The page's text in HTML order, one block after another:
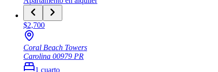
$2,700
Coral Beach Towers
Carolina 00979 PR
1 cuarto